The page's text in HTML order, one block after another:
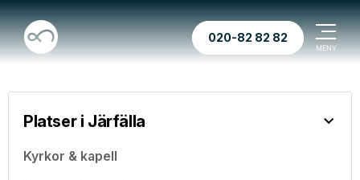
020-82 82 82
Platser i Järfälla
Kyrkor & kapell